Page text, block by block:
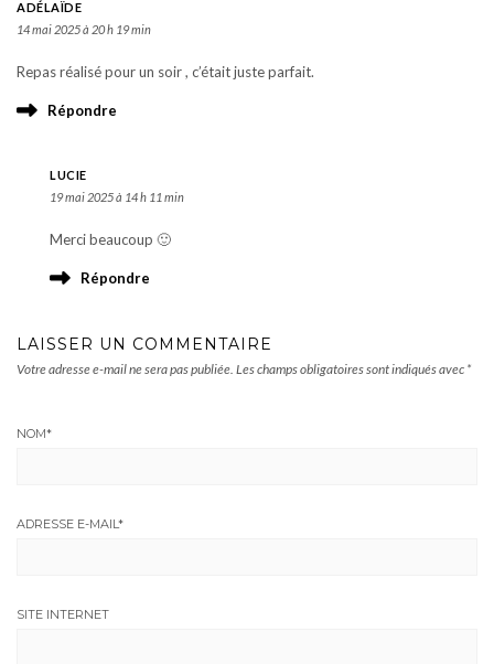
ADÉLAÏDE
14 mai 2025 à 20 h 19 min
Repas réalisé pour un soir , c’était juste parfait.
Répondre
LUCIE
19 mai 2025 à 14 h 11 min
Merci beaucoup 🙂
Répondre
LAISSER UN COMMENTAIRE
Votre adresse e-mail ne sera pas publiée. Les champs obligatoires sont indiqués avec *
NOM*
ADRESSE E-MAIL *
SITE INTERNET